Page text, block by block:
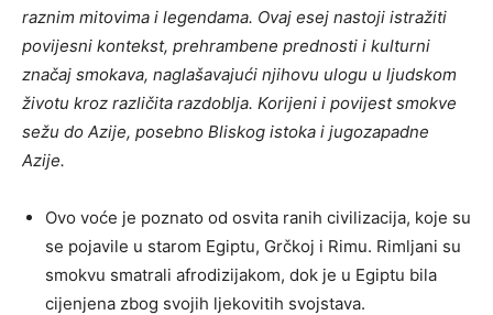
raznim mitovima i legendama. Ovaj esej nastoji istražiti
povijesni kontekst, prehrambene prednosti i kulturni
značaj smokava, naglašavajući njihovu ulogu u ljudskom
životu kroz različita razdoblja. Korijeni i povijest smokve
sežu do Azije, posebno Bliskog istoka i jugozapadne
Azije.
Ovo voće je poznato od osvita ranih civilizacija, koje su
se pojavile u starom Egiptu, Grčkoj i Rimu. Rimljani su
smokvu smatrali afrodizijakom, dok je u Egiptu bila
cijenjena zbog svojih ljekovitih svojstava.